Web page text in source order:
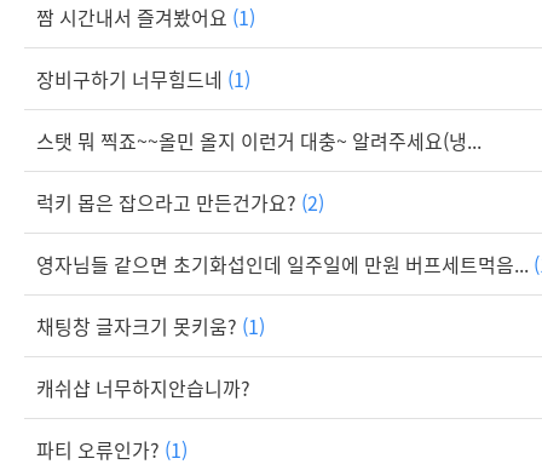
짬 시간내서 즐겨봤어요 (1)
장비구하기 너무힘드네 (1)
스탯 뭐 찍죠~~올민 올지 이런거 대충~ 알려주세요(냉...
럭키 몹은 잡으라고 만든건가요? (2)
영자님들 같으면 초기화섭인데 일주일에 만원 버프세트먹음...
채팅창 글자크기 못키움? (1)
캐쉬샵 너무하지안습니까?
파티 오류인가? (1)